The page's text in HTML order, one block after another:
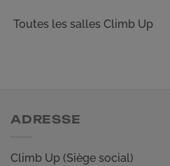
Toutes les salles Climb Up
ADRESSE
Climb Up (Siège social)